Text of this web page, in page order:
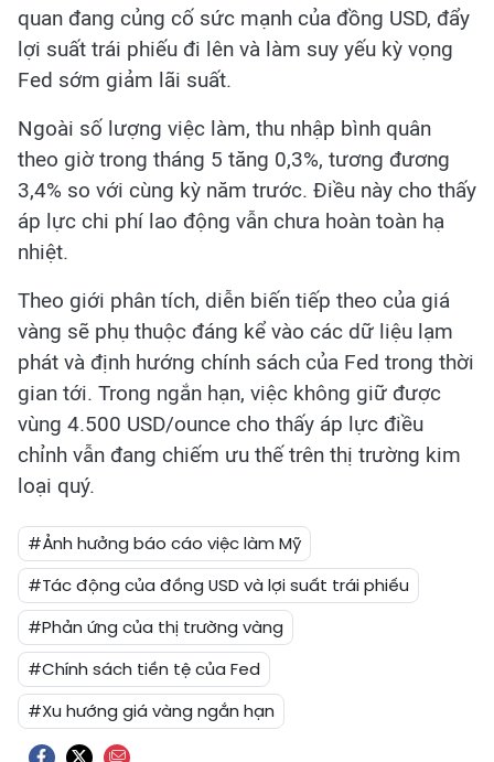
quan đang củng cố sức mạnh của đồng USD, đẩy
lợi suất trái phiếu đi lên và làm suy yếu kỳ vọng
Fed sớm giảm lãi suất.
Ngoài số lượng việc làm, thu nhập bình quân
theo giờ trong tháng 5 tăng 0,3%, tương đương
3,4% so với cùng kỳ năm trước. Điều này cho thấy
áp lực chi phí lao động vẫn chưa hoàn toàn hạ
nhiệt.
Theo giới phân tích, diễn biến tiếp theo của giá
vàng sẽ phụ thuộc đáng kể vào các dữ liệu lạm
phát và định hướng chính sách của Fed trong thời
gian tới. Trong ngắn hạn, việc không giữ được
vùng 4.500 USD/ounce cho thấy áp lực điều
chỉnh vẫn đang chiếm ưu thế trên thị trường kim
loại quý.
#Ảnh hưởng báo cáo việc làm Mỹ
#Tác động của đồng USD và lợi suất trái phiếu
#Phản ứng của thị trường vàng
#Chính sách tiền tệ của Fed
#Xu hướng giá vàng ngắn hạn